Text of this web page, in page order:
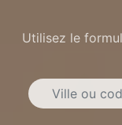
Utilisez le